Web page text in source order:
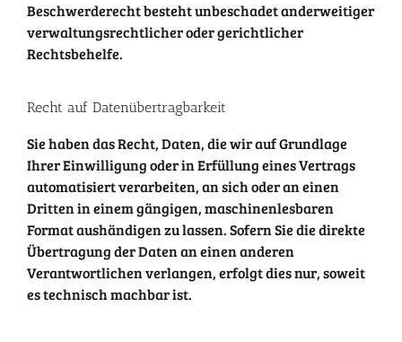
Beschwerderecht besteht unbeschadet anderweitiger
verwaltungsrechtlicher oder gerichtlicher
Rechtsbehelfe.
Recht auf Daten­übertrag­barkeit
Sie haben das Recht, Daten, die wir auf Grundlage
Ihrer Einwilligung oder in Erfüllung eines Vertrags
automatisiert verarbeiten, an sich oder an einen
Dritten in einem gängigen, maschinenlesbaren
Format aushändigen zu lassen. Sofern Sie die direkte
Übertragung der Daten an einen anderen
Verantwortlichen verlangen, erfolgt dies nur, soweit
es technisch machbar ist.